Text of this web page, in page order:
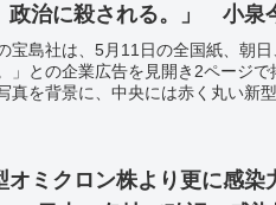
政治に殺される。」 小泉
宝島社は、5月11日の全国紙、朝
」との企業広告を見開き2ページ
真を背景に、中央には赤く丸い新
オミクロン株より更に感